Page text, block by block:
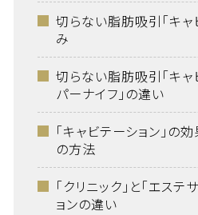
切らない脂肪吸引「キャ
み
切らない脂肪吸引「キャ
パーナイフ」の違い
「キャビテーション」の
の方法
「クリニック」と「エス
ョンの違い